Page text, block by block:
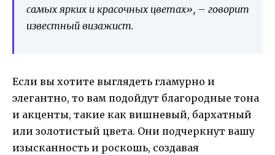
самых ярких и красочных цветах», – говорит
известный визажист.
Если вы хотите выглядеть гламурно и
элегантно, то вам подойдут благородные тона
и акценты, такие как вишневый, бархатный
или золотистый цвета. Они подчеркнут вашу
изысканность и роскошь, создавая